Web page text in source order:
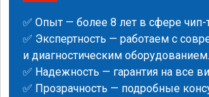
✅ Опыт — более 8 лет в сфере чип-
✅ Экспертность — работаем с
и диагностическим оборудованием.
✅ Надежность — гарантия на все
✅ Прозрачность — подробные